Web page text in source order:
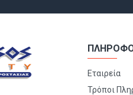
Εταιρεία
Τρόποι